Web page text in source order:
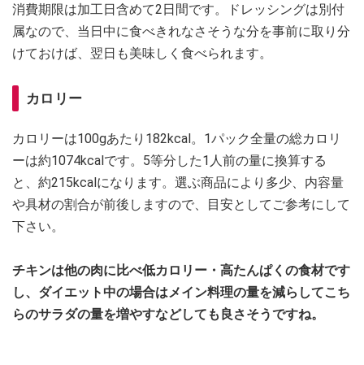
消費期限は加工日含めて2日間です。ドレッシングは別付
属なので、当日中に食べきれなさそうな分を事前に取り分
けておけば、翌日も美味しく食べられます。
カロリー
カロリーは100gあたり182kcal。1パック全量の総カロリ
ーは約1074kcalです。5等分した1人前の量に換算する
と、約215kcalになります。選ぶ商品により多少、内容量
や具材の割合が前後しますので、目安としてご参考にして
下さい。
チキンは他の肉に比べ低カロリー・高たんぱくの食材です
し、ダイエット中の場合はメイン料理の量を減らしてこち
らのサラダの量を増やすなどしても良さそうですね。